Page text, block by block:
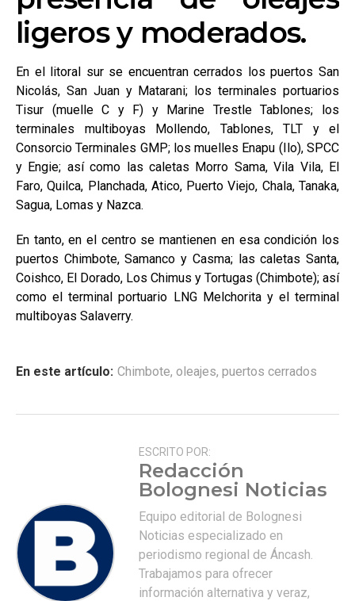
ligeros y moderados.
En el litoral sur se encuentran cerrados los puertos San
Nicolás, San Juan y Matarani; los terminales portuarios
Tisur (muelle C y F) y Marine Trestle Tablones; los
terminales multiboyas Mollendo, Tablones, TLT y el
Consorcio Terminales GMP; los muelles Enapu (Ilo), SPCC
y Engie; así como las caletas Morro Sama, Vila Vila, El
Faro, Quilca, Planchada, Atico, Puerto Viejo, Chala, Tanaka,
Sagua, Lomas y Nazca.
En tanto, en el centro se mantienen en esa condición los
puertos Chimbote, Samanco y Casma; las caletas Santa,
Coishco, El Dorado, Los Chimus y Tortugas (Chimbote); así
como el terminal portuario LNG Melchorita y el terminal
multiboyas Salaverry.
En este artículo: Chimbote, oleajes, puertos cerrados
ESCRITO POR:
Redacción
Bolognesi Noticias
Equipo editorial de Bolognesi
Noticias especializado en
periodismo regional de Áncash.
Trabajamos para ofrecer
información alternativa y veraz,